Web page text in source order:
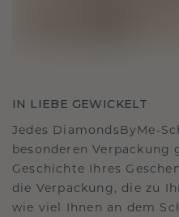
IN LIEBE GEWICKELT
Jedes DiamondsByMe-
besonderen Verpackung
Geschichte Ihres
die Verpackung, die zu
wie viel Ihnen an dem